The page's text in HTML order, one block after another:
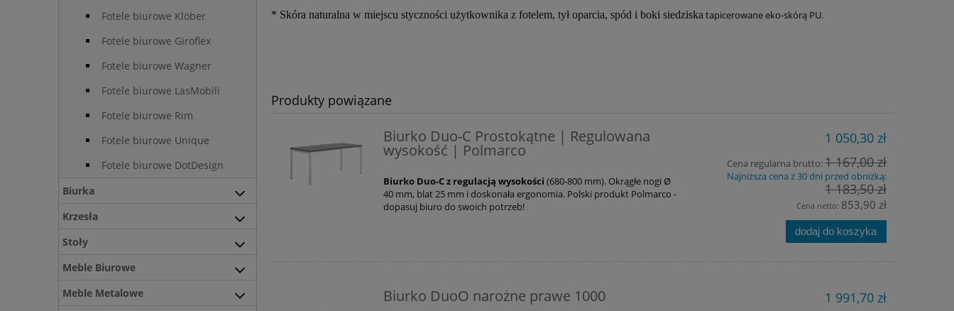
Fotele biurowe Klöber
Fotele biurowe Giroflex
Fotele biurowe Wagner
Fotele biurowe LasMobili
Fotele biurowe Rim
Fotele biurowe Unique
Fotele biurowe DotDesign
Biurka
Krzesła
Stoły
Meble Biurowe
Meble Metalowe
* Skóra naturalna w miejscu styczności użytkownika z fotelem, tył oparcia, spód i boki siedziskatapicerowane eko-skórą PU.
Produkty powiązane
Biurko Duo-C Prostokątne | Regulowana
wysokość | Polmarco
Biurko Duo-C z regulacją wysokości (680-800 mm). Okrągłe nogi Ø
40 mm, blat 25 mm i doskonała ergonomia. Polski produkt Polmarco -
dopasuj biuro do swoich potrzeb!
1 050,30 zł
Cena regularna brutto:1 167,00 zł
Najniższa cena z 30 dni przed obniżką:
1 183,50 zł
Cena netto: 853,90 zł
dodaj do koszyka
Biurko DuoO narożne prawe 1000 1 991,70 zł